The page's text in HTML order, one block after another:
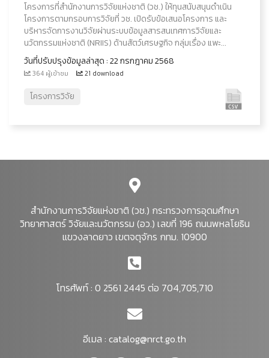
โครงการที่สำนักงานการวิจัยแห่งชาติ (วช.) ให้ทุนสนับสนุนดำเนิน
โครงการตามกรอบการวิจัยที่ วช. เปิดรับข้อเสนอโครงการ และ
บริหารจัดการงานวิจัยผ่านระบบข้อมูลสารสนเทศการวิจัยและ
นวัตกรรมแห่งชาติ (NRIIS) ด้านสัตว์เศรษฐกิจ กลุ่มเรื่อง แพะ...
วันที่ปรับปรุงข้อมูลล่าสุด : 22 กรกฎาคม 2568
364 ผู้เข้าชม 21 download
โครงการวิจัย
สำนักงานการวิจัยแห่งชาติ (วช.) กระทรวงการอุดมศึกษา
วิทยาศาสตร์ วิจัยและนวัตกรรม (อว.) เลขที่ 196 ถนนพหลโยธิน
แขวงลาดยาว เขตจตุจักร กทม. 10900
โทรศัพท์ : 0 2561 2445 ต่อ 704,705,710
อีเมล : catalog@nrct.go.th